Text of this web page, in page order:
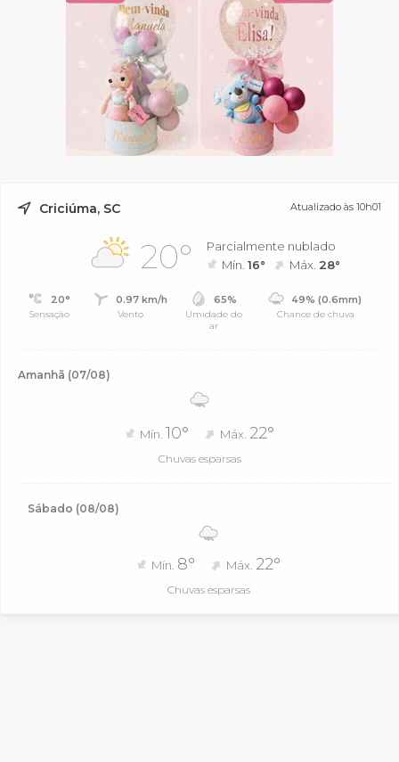
Criciúma, SC Atualizado às 10h01
20°
Parcialmente nublado
Mín.16° Máx. 28°
20°
Sensação
0.97 km/h
Vento
65%
Umidade do
ar
49% (0.6mm)
Chance de chuva
Amanhã (07/08)
Mín. 10° Máx. 22°
Chuvas esparsas
Sábado (08/08)
Mín. 8° Máx. 22°
Chuvas esparsas